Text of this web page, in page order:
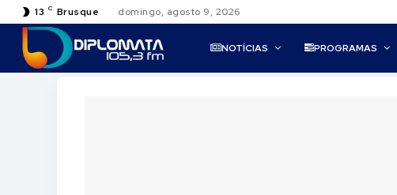
13 C Brusque domingo, agosto 9, 2026
NOTÍCIAS PROGRAMAS